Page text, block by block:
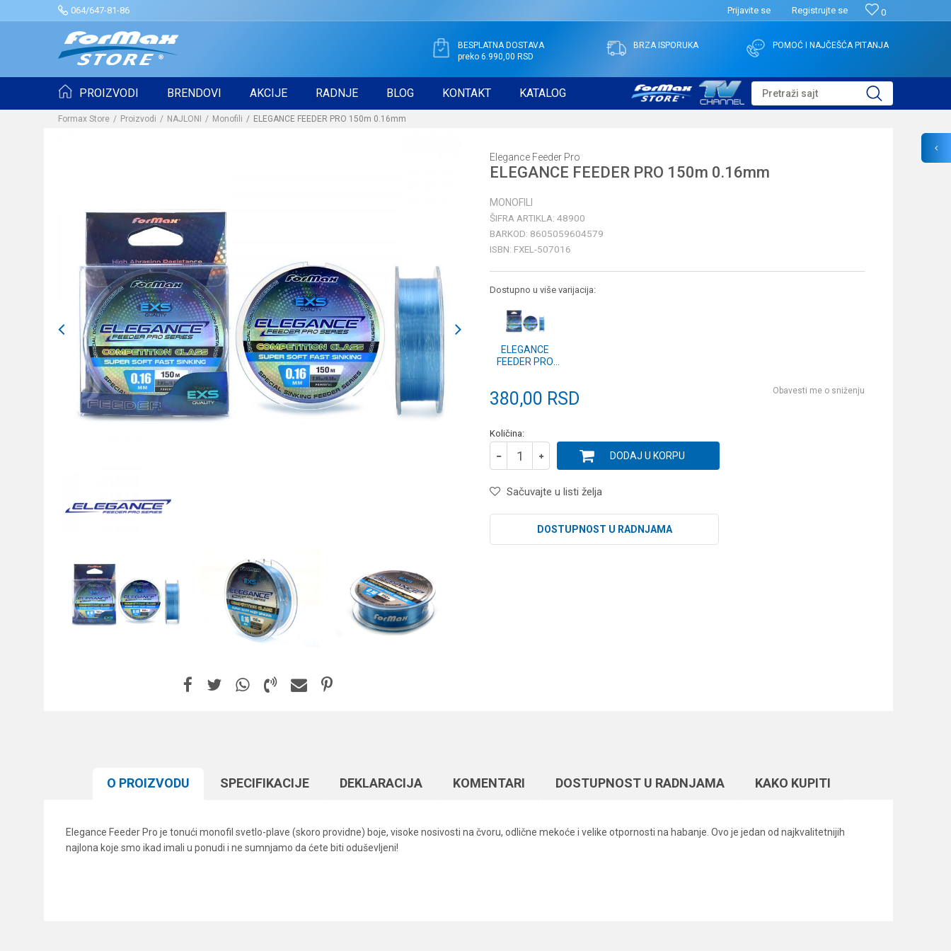
064/647-81-86 0
Prijavite se Registrujte se
BESPLATNA DOSTAVA
preko 6.990,00 RSD
BRZA ISPORUKA POMOĆ I NAJČEŠĆA PITANJA
PROIZVODI BRENDOVI AKCIJE RADNJE BLOG KONTAKT KATALOG Pretraži sajt
Formax Store Proizvodi NAJLONI Monofili ELEGANCE FEEDER PRO 150m 0.16mm
Elegance Feeder Pro
ELEGANCE FEEDER PRO 150m 0.16mm
MONOFILI
ŠIFRA ARTIKLA: 48900
BARKOD: 8605059604579
ISBN: FXEL-507016
Dostupno u više varijacija:
ELEGANCE
FEEDER PRO
380,00 RSD Obavesti me o sniženju
Količina:
DODAJ U KORPU
Sačuvajte u listi želja
DOSTUPNOST U RADNJAMA
O PROIZVODU SPECIFIKACIJЕ DEKLARACIJA KOMENTARI DOSTUPNOST U RADNJAMA KAKO KUPITI
Elegance Feeder Pro je tonući monofil svetlo-plave (skoro providne) boje, visoke nosivosti na čvoru, odlične mekoće i velike otpornosti na habanje. Ovo je jedan od najkvalitetnijih
najlona koje smo ikad imali u ponudi i ne sumnjamo da ćete biti oduševljeni!